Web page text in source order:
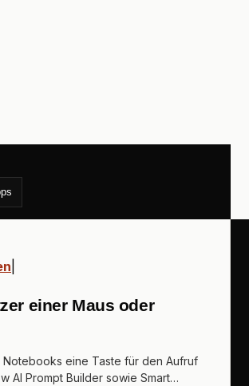
einer Maus oder
eine Taste für den Aufruf
AI Prompt Builder sowie Smart…